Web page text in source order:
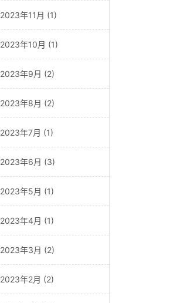
2023年11月 (1)
2023年10月 (1)
2023年9月 (2)
2023年8月 (2)
2023年7月 (1)
2023年6月 (3)
2023年5月 (1)
2023年4月 (1)
2023年3月 (2)
2023年2月 (2)